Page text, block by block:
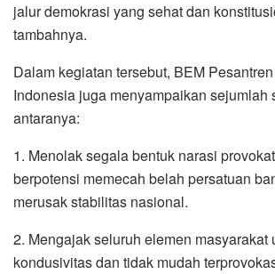
jalur demokrasi yang sehat dan
tambahnya.
Dalam kegiatan tersebut, BEM
Indonesia juga menyampaikan sejumlah
antaranya:
1. Menolak segala bentuk narasi
berpotensi memecah belah persatuan
merusak stabilitas nasional.
2. Mengajak seluruh elemen masyarakat
kondusivitas dan tidak mudah